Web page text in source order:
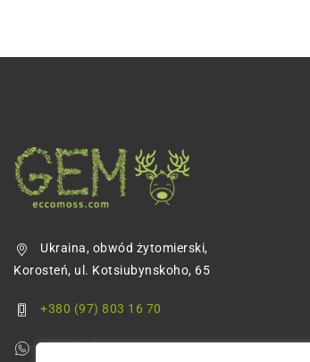
Ukraina, obwód żytomierski,
Korosteń, ul. Kotsiubynskoho, 65
+380 (97) 803 16 70
+380 (68) 355 68 57